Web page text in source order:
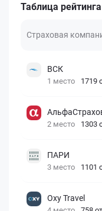
Таблица
Страховая
ВСК
1 место 1719
2 место 1303
ПАРИ
3 место 1101
Oxy Travel